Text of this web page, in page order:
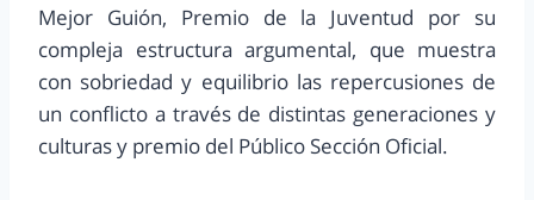
Mejor Guión, Premio de la Juventud por su
compleja estructura argumental, que muestra
con sobriedad y equilibrio las repercusiones de
un conflicto a través de distintas generaciones y
culturas y premio del Público Sección Oficial.